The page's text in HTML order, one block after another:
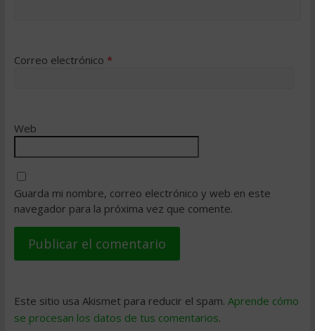
Correo electrónico *
Web
Guarda mi nombre, correo electrónico y web en este
navegador para la próxima vez que comente.
Este sitio usa Akismet para reducir el spam. Aprende cómo
se procesan los datos de tus comentarios.